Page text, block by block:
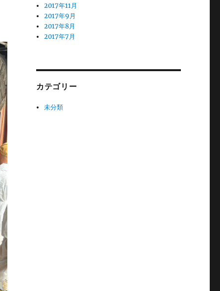
2017年11月
2017年9月
2017年8月
2017年7月
カテゴリー
未分類